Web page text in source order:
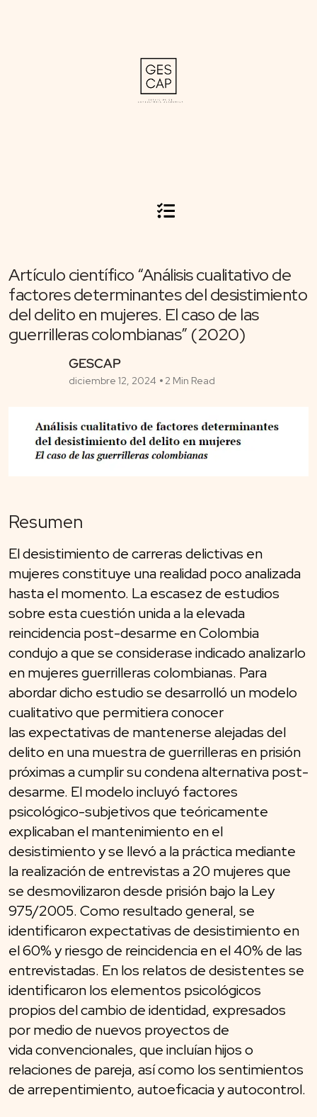
Artículo científico “Análisis cualitativo de
factores determinantes del desistimiento
del delito en mujeres. El caso de las
guerrilleras colombianas” (2020)
GESCAP
diciembre 12, 2024 2 Min Read
Resumen
El desistimiento de carreras delictivas en
mujeres constituye una realidad poco analizada
hasta el momento. La escasez de estudios
sobre esta cuestión unida a la elevada
reincidencia post-desarme en Colombia
condujo a que se considerase indicado analizarlo
en mujeres guerrilleras colombianas. Para
abordar dicho estudio se desarrolló un modelo
cualitativo que permitiera conocer
las expectativas de mantenerse alejadas del
delito en una muestra de guerrilleras en prisión
próximas a cumplir su condena alternativa post-
desarme. El modelo incluyó factores
psicológico-subjetivos que teóricamente
explicaban el mantenimiento en el
desistimiento y se llevó a la práctica mediante
la realización de entrevistas a 20 mujeres que
se desmovilizaron desde prisión bajo la Ley
975/2005. Como resultado general, se
identificaron expectativas de desistimiento en
el 60% y riesgo de reincidencia en el 40% de las
entrevistadas. En los relatos de desistentes se
identificaron los elementos psicológicos
propios del cambio de identidad, expresados
por medio de nuevos proyectos de
vida convencionales, que incluían hijos o
relaciones de pareja, así como los sentimientos
de arrepentimiento, autoeficacia y autocontrol.